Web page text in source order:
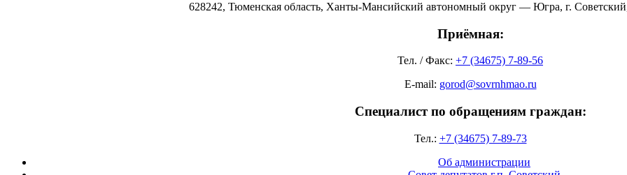
628242, Тюменская область, Ханты-Мансийский автономный округ — Югра, г.
Приёмная:
Тел. / Факс: +7 (34675) 7-89-56
E-mail: gorod@sovrnhmao.ru
Специалист по обращениям граждан:
Тел.: +7 (34675) 7-89-73
Об администрации